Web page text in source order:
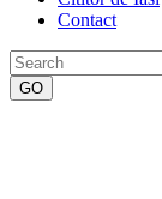
Contact